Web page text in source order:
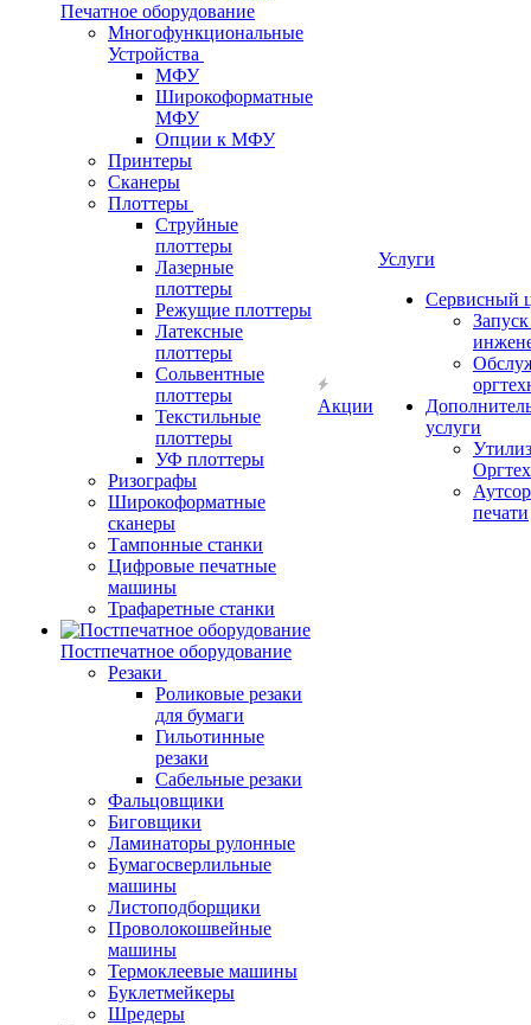
Печатное оборудование
Многофункциональные
Устройства
МФУ
Широкоформатные
МФУ
Опции к МФУ
Принтеры
Сканеры
Плоттеры
Струйные
плоттеры
Лазерные
плоттеры
Режущие плоттеры
Латексные
плоттеры
Сольвентные
плоттеры
Текстильные
плоттеры
УФ плоттеры
Ризографы
Широкоформатные
сканеры
Тампонные станки
Цифровые печатные
машины
Трафаретные станки
Постпечатное оборудование
Резаки
Роликовые резаки
для бумаги
Гильотинные
резаки
Сабельные резаки
Фальцовщики
Биговщики
Ламинаторы рулонные
Бумагосверлильные
машины
Листоподборщики
Проволокошвейные
машины
Термоклеевые машины
Буклетмейкеры
Шредеры
Акции
Услуги
Сервисный
услуги
печати